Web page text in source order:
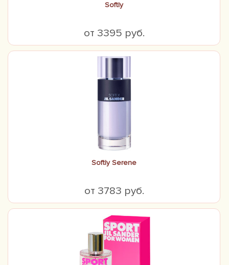
Softly
от 3395 руб.
Softly Serene
от 3783 руб.